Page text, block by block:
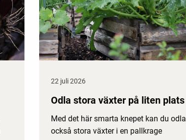
22 juli 2026
Odla stora växter på liten plats
Med det här smarta knepet kan du odla
också stora växter i en pallkrage